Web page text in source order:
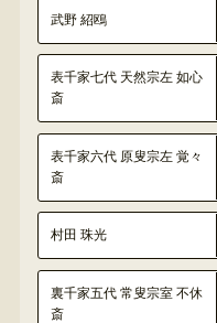
武野 紹鴎
表千家七代 天然宗左 如心
斎
表千家六代 原叟宗左 覚々
斎
村田 珠光
裏千家五代 常叟宗室 不休
斎